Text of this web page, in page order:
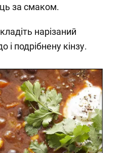
за смаком.
нарізаний
і подрібнену кінзу.